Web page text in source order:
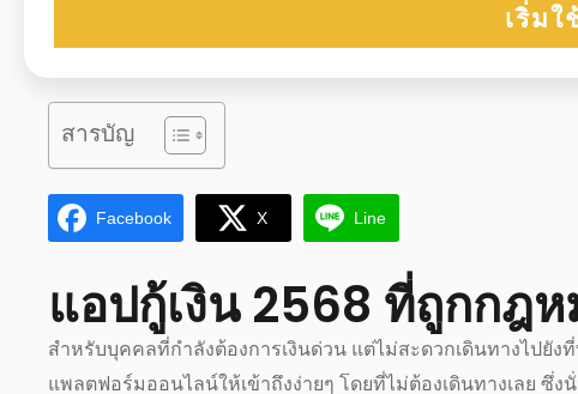
เริ่มใ
สารบัญ
Facebook X Line
แอปกู้เงิน 2568 ที่ถูกกฎ
สำหรับบุคคลที่กำลังต้องการเงินด่วน แต่ไม่สะดวกเดินทางไปยั
แพลตฟอร์มออนไลน์ให้เข้าถึงง่ายๆ โดยที่ไม่ต้องเดินทางเลย ซึ่ง